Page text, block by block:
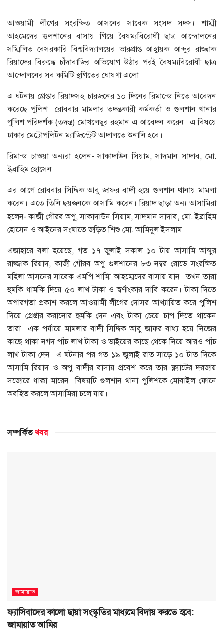
আওয়ামী লীগের সংরক্ষিত আসনের সাবেক সংসদ সদস্য শাম্মী
আহমেদের গুলশানের বাসায় গিয়ে বৈষম্যবিরোধী ছাত্র আন্দোলনের
সম্মিলিত বেসরকারি বিশ্ববিদ্যালয়ের ভারপ্রাপ্ত আহ্বায়ক আব্দুর রাজ্জাক
রিয়াদের বিরুদ্ধে চাঁদাবাজির অভিযোগ উঠার পরই বৈষম্যবিরোধী ছাত্র
আন্দোলনের সব কমিটি স্থগিতের ঘোষণা এলো।
এ ঘটনায় গ্রেপ্তার রিয়াদসহ চারজনের ১০ দিনের রিমান্ডে নিতে আবেদন
করেছে পুলিশ। রোববার মামলার তদন্তকারী কর্মকর্তা ও গুলশান থানার
পুলিশ পরিদর্শক (তদন্ত) মোখলেছুর রহমান এ আবেদন করেন। এ বিষয়ে
ঢাকার মেট্রোপলিটন ম্যাজিস্ট্রেট আদালতে শুনানি হবে।
রিমান্ড চাওয়া অন্যরা হলেন- সাকাদাউন সিয়াম, সাদমান সাদাব, মো.
ইব্রাহিম হোসেন।
এর আগে রোববার সিদ্দিক আবু জাফর বাদী হয়ে গুলশান থানায় মামলা
করেন। এতে তিনি ছয়জনকে আসামি করেন। রিয়াদ ছাড়া অন্য আসামিরা
হলেন- কাজী গৌরব অপু, সাকাদাউন সিয়াম, সাদমান সাদাব, মো. ইব্রাহিম
হোসেন ও আইনের সংঘাতে জড়িত শিশু মো. আমিনুল ইসলাম।
এজাহারে বলা হয়েছে, গত ১৭ জুলাই সকাল ১০ টায় আসামি আব্দুর
রাজ্জাক রিয়াদ, কাজী গৌরব অপু গুলশানের ৮৩ নম্বর রোডে সংরক্ষিত
মহিলা আসনের সাবেক এমপি শাম্মি আহম্মেদের বাসায় যান। তখন তারা
হুমকি ধামকি দিয়ে ৫০ লাখ টাকা ও স্বর্ণাংকার দাবি করেন। টাকা দিতে
অপারগতা প্রকাশ করলে আওয়ামী লীগের দোসর আখ্যায়িত করে পুলিশ
দিয়ে গ্রেপ্তার করানোর হুমকি দেন এবং টাকা চেয়ে চাপ দিতে থাকেন
তারা। এক পর্যায়ে মামলার বাদী সিদ্দিক আবু জাফর বাধ্য হয়ে নিজের
কাছে থাকা নগদ পাঁচ লাখ টাকা ও ভাইয়ের কাছে থেকে নিয়ে আরও পাঁচ
লাখ টাকা দেন। এ ঘটনার পর গত ১৯ জুলাই রাত সাড়ে ১০ টাত দিকে
আসামি রিয়াদ ও অপু বাদীর বাসায় প্রবেশ করে তার ফ্ল্যাটের দরজায়
সজোরে ধাক্কা মারেন। বিষয়টি গুলশান থানা পুলিশকে মোবাইল ফোনে
অবহিত করলে আসামিরা চলে যায়।
সম্পর্কিতখবর
জামায়াত
ফ্যাসিবাদের কালো ছায়া সংস্কৃতির মাধ্যমে বিদায় করতে হবে:
জামায়াত আমির